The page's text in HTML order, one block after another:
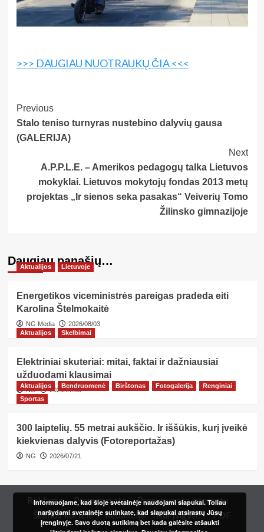
>>> DAUGIAU NUOTRAUKŲ ČIA <<<
Post
Navigation
Previous
Stalo teniso turnyras nustebino dalyvių gausa
(GALERIJA)
Next
A.P.P.L.E. – Amerikos pedagogų talka Lietuvos
mokyklai. Lietuvos mokytojų fondas 2013 metų
projektas „Ir sienos seka pasakas“ Veiverių Tomo
Žilinsko gimnazijoje
Daugiau panašių…
Aktualijos Lietuvoje
Energetikos viceministrės pareigas pradeda eiti
Karolina Štelmokaitė
NG Media
2026/08/03
Aktualijos
Skelbimai
Elektriniai skuteriai: mitai, faktai ir dažniausiai
užduodami klausimai
NG 2026/07/30
Aktualijos Bendruomenė Birštonas Fotogalerija
Renginiai
Sportas
300 laiptelių. 55 metrai aukščio. Ir iššūkis, kurį įveikė
kiekvienas dalyvis (Fotoreportažas)
NG 2026/07/21
Reklama Prenumerata
Prenumerata internetu
Šeimos kortelė
Redakcija Kur įsigyti? PDF
Informuojame, kad šioje svetainėje naudojami slapukai. Toliau
naršydami svetainėje sutinkate, kad slapukai atsirastų Jūsų
įrenginyje. Savo duotą sutikimą bet kada galėsite atšaukti